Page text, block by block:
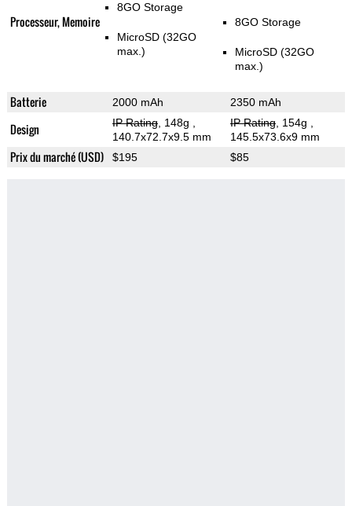
Processeur, Memoire
8GO Storage
MicroSD (32GO
max.)
8GO Storage
MicroSD (32GO
max.)
Batterie 2000 mAh 2350 mAh
Design IP Rating, 148g
140.7x72.7x9.5 mm
IP Rating, 154g
145.5x73.6x9 mm
Prix du marché (USD) $195 $85